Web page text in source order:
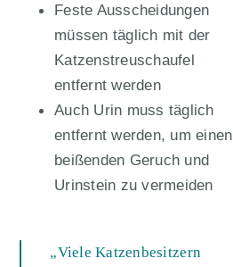
Feste Ausscheidungen
müssen täglich mit der
Katzenstreuschaufel
entfernt werden
Auch Urin muss täglich
entfernt werden, um einen
beißenden Geruch und
Urinstein zu vermeiden
„Viele Katzenbesitzern